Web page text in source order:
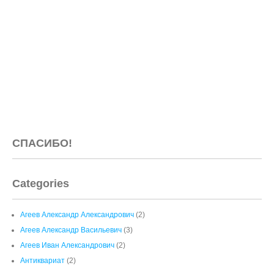
СПАСИБО!
Categories
Агеев Александр Александрович (2)
Агеев Александр Васильевич (3)
Агеев Иван Александрович (2)
Антиквариат (2)